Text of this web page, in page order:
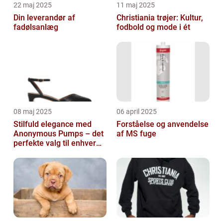
22 maj 2025
Din leverandør af
fadølsanlæg
11 maj 2025
Christiania trøjer: Kultur,
fodbold og mode i ét
08 maj 2025
Stilfuld elegance med
Anonymous Pumps – det
perfekte valg til enhver
06 april 2025
Forståelse og anvendelse
af MS fuge